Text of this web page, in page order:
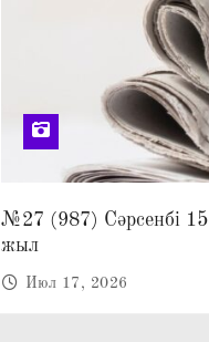
№27 (987) Сәрсенбі
жыл
Июл 17, 2026